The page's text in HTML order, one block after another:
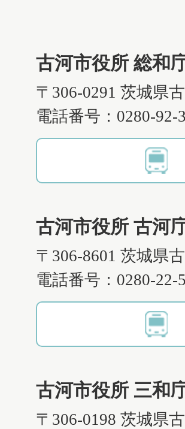
古河市役所 総和
〒306-0291 茨城県
電話番号：0280-92-
古河市役所 古河
〒306-8601 茨城県
電話番号：0280-22-
古河市役所 三和
〒306-0198 茨城県